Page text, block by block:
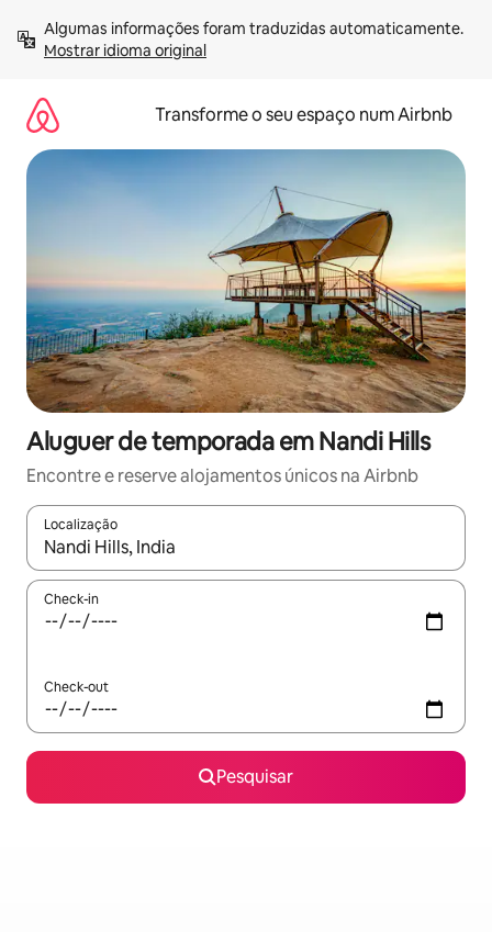
para
Mostrar idioma original
Transforme o seu espaço num Airbnb
Aluguer de temporada em Nandi Hills
Encontre e reserve alojamentos únicos na Airbnb
Localização
Quando os resultados estiverem disponíveis, navegue com
Check-in
Check-out
Pesquisar